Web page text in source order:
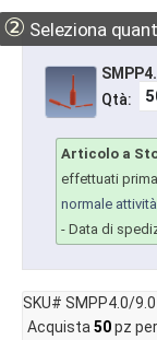
② Seleziona
Qtà:
Articolo a
effettuati
normale
- Data di
SKU# SMPP4.0/9.0
Acquista 50pz per